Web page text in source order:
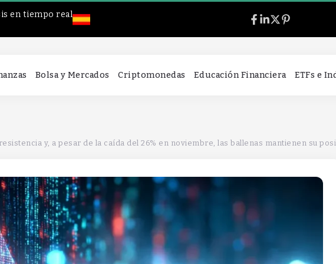
en tiempo real
Bolsa y Mercados Criptomonedas Educación Financiera ETFs e
y, a pesar de la caída del 26% en noviembre, las ballenas mantienen su